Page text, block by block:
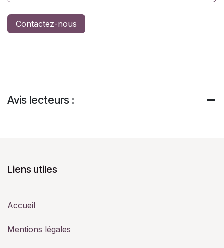
Contactez-nous
Avis lecteurs :
Liens utiles
Accueil
Mentions légales